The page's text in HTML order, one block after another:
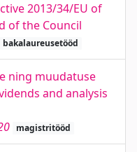
2013/34/EU of
of the Council
bakalaureusetööd
ning muudatuse
and analysis
magistritööd